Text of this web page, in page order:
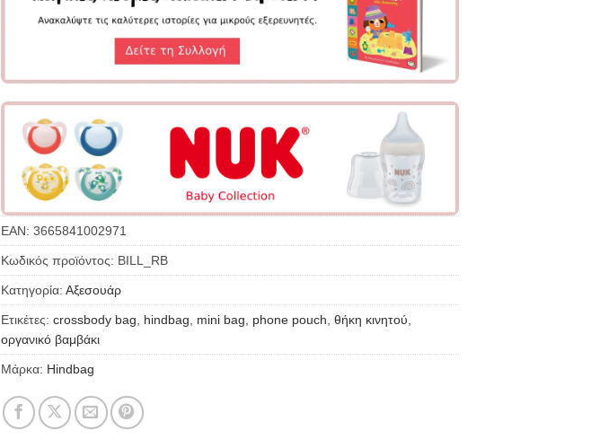
EAN: 3665841002971
Κωδικός προϊόντος: BILL_RB
Κατηγορία: Αξεσουάρ
Ετικέτες: crossbody bag hindbag mini bag phone pouch θήκη κινητού
οργανικό βαμβάκι
Μάρκα: Hindbag